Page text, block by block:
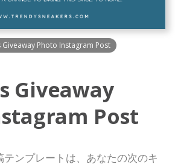
Giveaway Photo Instagram Post
Giveaway
Post
ンプレートは、あなたの次のキ